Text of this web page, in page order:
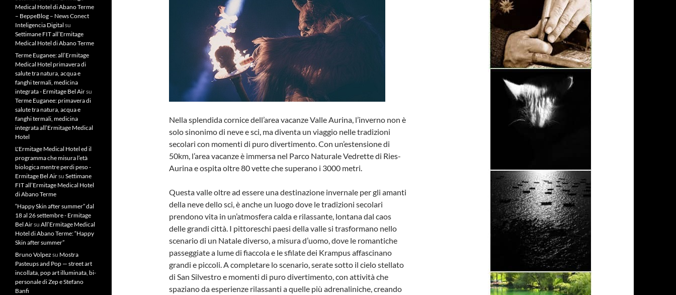
Nella splendida cornice dell’area vacanze Valle Aurina, l’inverno non è
solo sinonimo di neve e sci, ma diventa un viaggio nelle tradizioni
secolari con momenti di puro divertimento. Con un’estensione di
50km, l’area vacanze è immersa nel Parco Naturale Vedrette di Ries-
Aurina e ospita oltre 80 vette che superano i 3000 metri.
Questa valle oltre ad essere una destinazione invernale per gli amanti
della neve dello sci, è anche un luogo dove le tradizioni secolari
prendono vita in un’atmosfera calda e rilassante, lontana dal caos
delle grandi città. I pittoreschi paesi della valle si trasformano nello
scenario di un Natale diverso, a misura d’uomo, dove le romantiche
passeggiate a lume di fiaccola e le sfilate dei Krampus affascinano
grandi e piccoli. A completare lo scenario, serate sotto il cielo stellato
di San Silvestro e momenti di puro divertimento, con attività che
spaziano da esperienze rilassanti a quelle più adrenaliniche, creando
Medical Hotel di Abano Terme
– BeppeBlog – News Conect
Inteligencia Digital su
Settimane FIT all’Ermitage
Medical Hotel di Abano Terme
Terme Euganee: all’Ermitage
Medical Hotel primavera di
salute tra natura, acqua e
fanghi termali, medicina
integrata - Ermitage Bel Airsu
Terme Euganee: primavera di
salute tra natura, acqua e
fanghi termali, medicina
integrata all’Ermitage Medical
Hotel
L'Ermitage Medical Hotel ed il
programma che misura l’età
biologica mentre perdi peso -
Ermitage Bel Airsu Settimane
FIT all’Ermitage Medical Hotel
di Abano Terme
“Happy Skin after summer” dal
18 al 26 settembre - Ermitage
Bel Airsu All’Ermitage Medical
Hotel di Abano Terme: “Happy
Skin after summer”
Bruno Volpez su Mostra
Pasteups and Pop — street art
incollata, pop art illuminata, bi-
personale di Zep e Stefano
Banfi